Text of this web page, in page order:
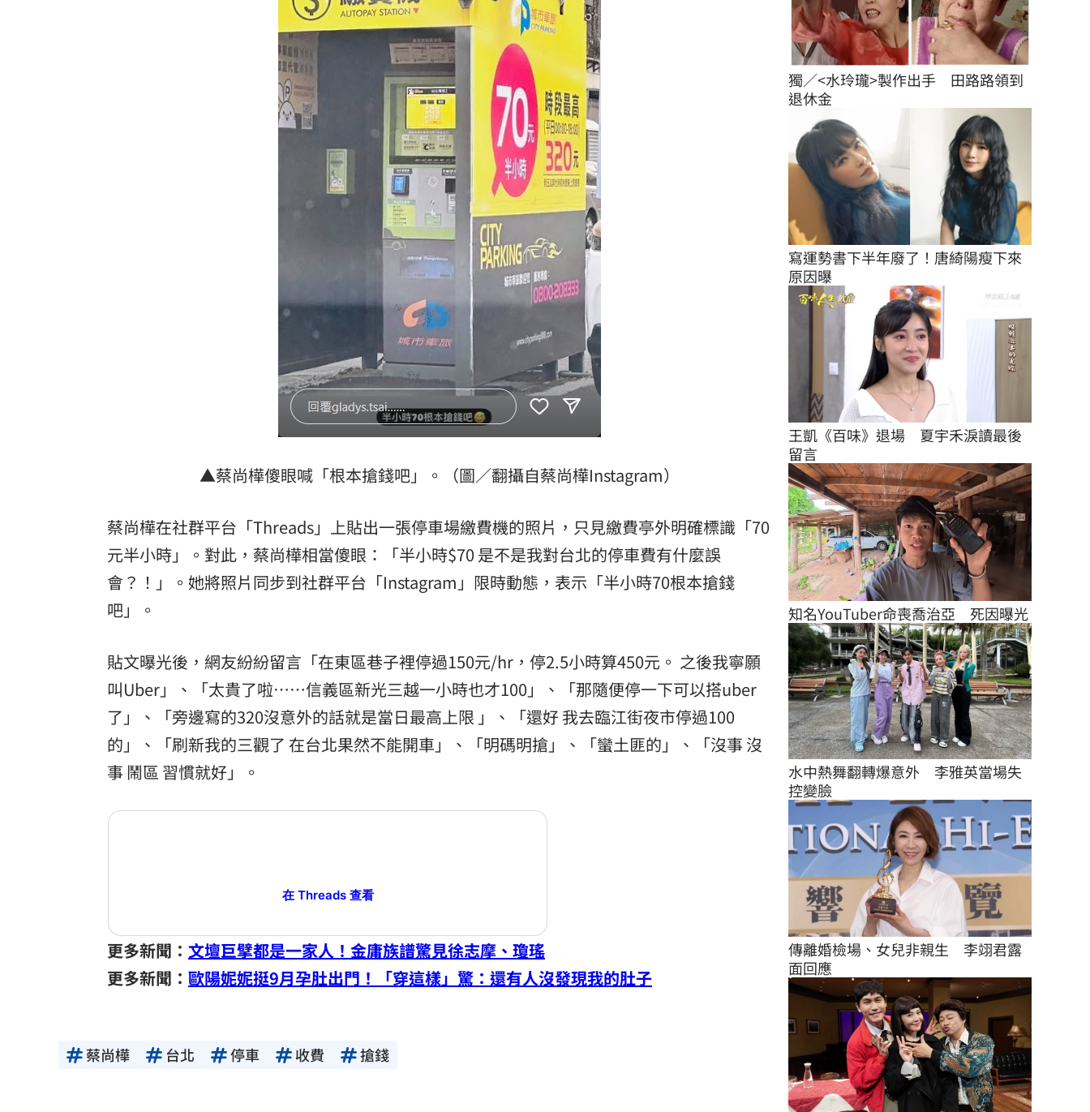
▲蔡尚樺傻眼喊「根本搶錢吧」。（圖／翻攝自蔡尚樺Instagram）
蔡尚樺在社群平台「Threads」上貼出一張停車場繳費機的照片，只見繳費亭外明確標識「70
元半小時」。對此，蔡尚樺相當傻眼：「半小時$70 是不是我對台北的停車費有什麼誤
會？！」。她將照片同步到社群平台「Instagram」限時動態，表示「半小時70根本搶錢
吧」。
貼文曝光後，網友紛紛留言「在東區巷子裡停過150元/hr，停2.5小時算450元。 之後我寧願
叫Uber」、「太貴了啦……信義區新光三越一小時也才100」、「那隨便停一下可以搭uber
了」、「旁邊寫的320沒意外的話就是當日最高上限 」、「還好 我去臨江街夜市停過100
的」、「刷新我的三觀了 在台北果然不能開車」、「明碼明搶」、「蠻土匪的」、「沒事 沒
事 鬧區 習慣就好」。
在 Threads 查看
更多新聞： 文壇巨擘都是一家人！金庸族譜驚見徐志摩、瓊瑤
更多新聞： 歐陽妮妮挺9月孕肚出門！「穿這樣」驚：還有人沒發現我的肚子
蔡尚樺 台北 停車 收費 搶錢
獨／<水玲瓏>製作出手　田路路領到
退休金
寫運勢書下半年廢了！唐綺陽瘦下來
原因曝
王凱《百味》退場　夏宇禾淚讀最後
留言
知名YouTuber命喪喬治亞　死因曝光
水中熱舞翻轉爆意外　李雅英當場失
控變臉
傳離婚檢場、女兒非親生　李翊君露
面回應